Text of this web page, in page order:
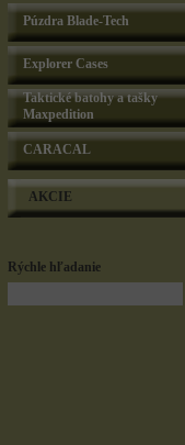
Púzdra Blade-Tech
Explorer Cases
Taktické batohy a tašky
Maxpedition
CARACAL
AKCIE
Rýchle hľadanie